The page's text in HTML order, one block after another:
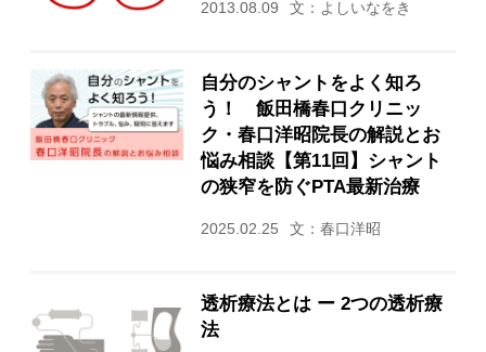
2013.08.09 文：よしいなをき
自分のシャントをよく知ろ
う！ 飯田橋春口クリニッ
ク・春口洋昭院長の解説とお
悩み相談【第11回】シャント
の狭窄を防ぐPTA最新治療
2025.02.25 文：春口洋昭
透析療法とは ー 2つの透析療
法